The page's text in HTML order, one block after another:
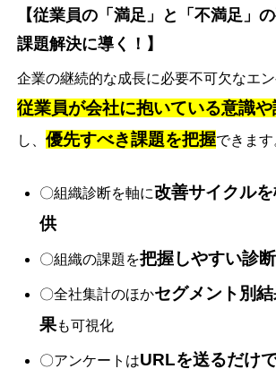
【従業員の「満足」と「不満足」
課題解決に導く！】
企業の継続的な成長に必要不可欠なエン
従業員が会社に抱いている意識
し、優先すべき課題を把握できます
〇組織診断を軸に改善サイクル
供
〇組織の課題を把握しやすい診
〇全社集計のほかセグメント別
果も可視化
〇アンケートはURLを送るだけ